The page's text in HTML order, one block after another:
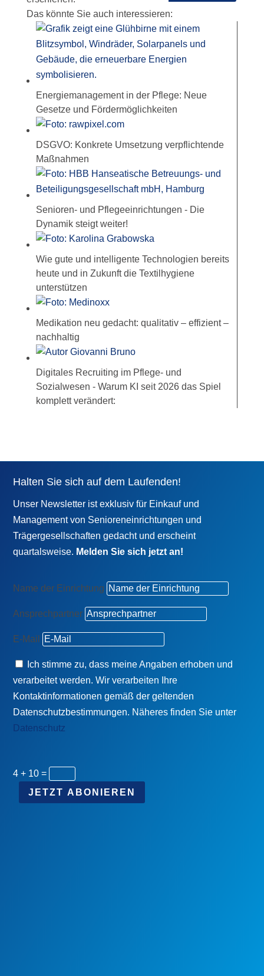
Das könnte Sie auch interessieren:
Energiemanagement in der Pflege: Neue
Gesetze und Fördermöglichkeiten
DSGVO: Konkrete Umsetzung verpflichtende
Maßnahmen
Senioren- und Pflegeeinrichtungen - Die
Dynamik steigt weiter!
Wie gute und intelligente Technologien bereits
heute und in Zukunft die Textilhygiene
unterstützen
Medikation neu gedacht: qualitativ – effizient –
nachhaltig
Digitales Recruiting im Pflege- und
Sozialwesen - Warum KI seit 2026 das Spiel
komplett verändert:
Halten Sie sich auf dem Laufenden!
Unser Newsletter ist exklusiv für Einkauf und
Management von Senioreneinrichtungen und
Trägergesellschaften gedacht und erscheint
quartalsweise. Melden Sie sich jetzt an!
Name der Einrichtung
Ansprechpartner
E-Mail
Ich stimme zu, dass meine Angaben erhoben und
verarbeitet werden. Wir verarbeiten Ihre
Kontaktinformationen gemäß der geltenden
Datenschutzbestimmungen. Näheres finden Sie unter
Datenschutz
4 + 10 =
JETZT ABONIEREN